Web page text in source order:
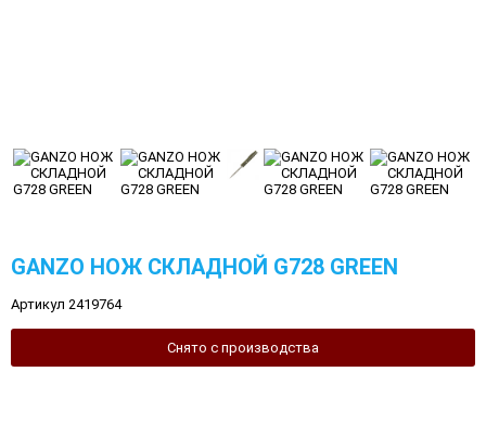
GANZO НОЖ СКЛАДНОЙ G728 GREEN
Артикул 2419764
Снято с производства